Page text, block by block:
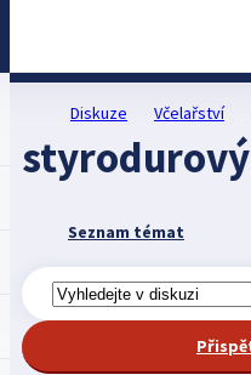
Diskuze Včelařství
Seznam témat